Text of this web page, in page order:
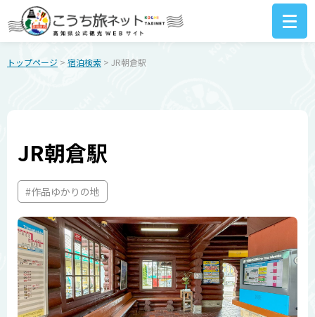
トップページ > 宿泊検索 > JR朝倉駅
JR朝倉駅
#作品ゆかりの地